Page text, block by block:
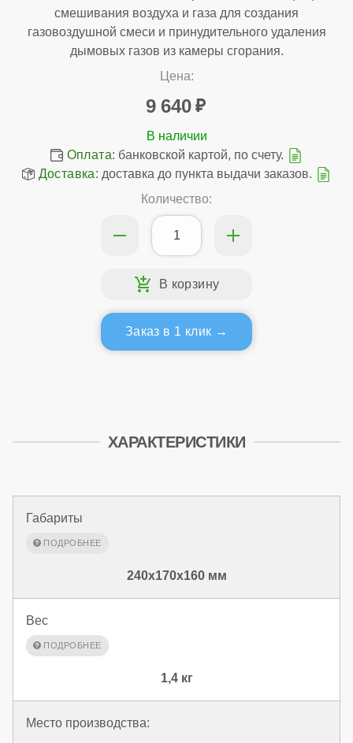
смешивания воздуха и газа для создания
газовоздушной смеси и принудительного удаления
дымовых газов из камеры сгорания.
Цена:
9 640
Оплата: банковской картой, по счету.
Доставка: доставка до пункта выдачи заказов.
Количество:
Заказ в 1 клик
ХАРАКТЕРИСТИКИ
Габариты
240x170x160 мм
Вес
1,4 кг
Место производства: